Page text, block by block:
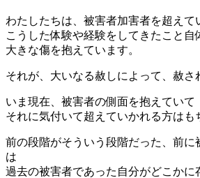
わたしたちは、被害者加害者を超えて
こうした体験や経験をしてきたこと自
大きな傷を抱えています。
それが、大いなる赦しによって、赦さ
いま現在、被害者の側面を抱えていて
それに気付いて超えていかれる方はも
前の段階がそういう段階だった、前に
は
過去の被害者であった自分がどこかに